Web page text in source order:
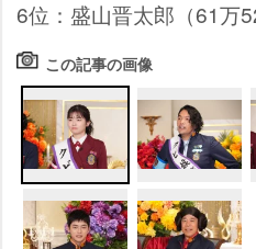
6位：盛山晋太郎（61万
この記事の画像